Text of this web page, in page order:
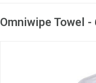
Omniwipe Towel -